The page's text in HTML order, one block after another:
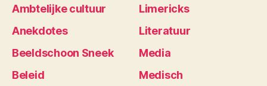
Ambtelijke cultuur
Anekdotes
Beeldschoon Sneek
Beleid
Limericks
Literatuur
Media
Medisch